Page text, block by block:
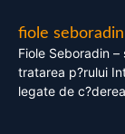
fiole seboradin
Fiole Seboradin
tratarea p?rului
legate de